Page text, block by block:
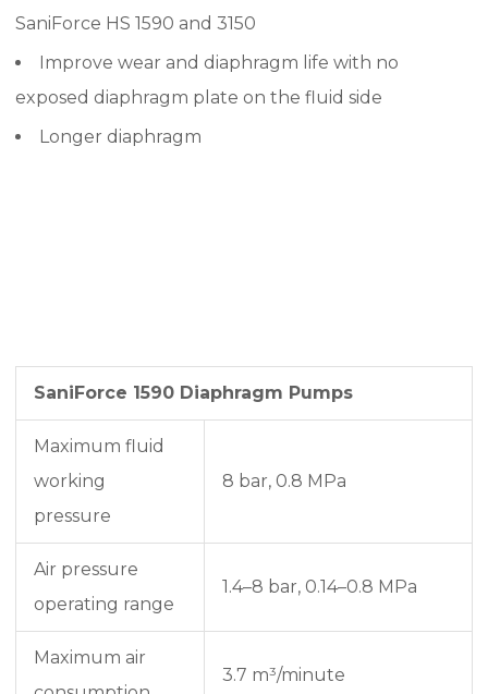
SaniForce HS 1590 and 3150
Improve wear and diaphragm life with no
exposed diaphragm plate on the fluid side
Longer diaphragm
SaniForce 1590 Diaphragm Pumps
Maximum fluid
working
pressure
8 bar, 0.8 MPa
Air pressure
operating range
1.4–8 bar, 0.14–0.8 MPa
Maximum air
3.7 m³/minute